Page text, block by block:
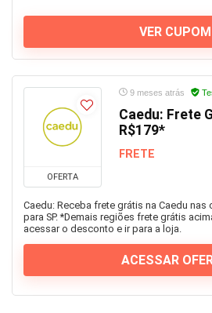
VER CUPOM
OFERTA
9 meses atrás
Caedu: Frete
R$179*
FRETE
Caedu: Receba frete grátis na Caedu
para SP. *Demais regiões frete grátis
acessar o desconto e ir para a loja.
ACESSAR